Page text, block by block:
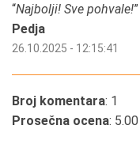
“Najbolji! Sve pohvale!”
Pedja
26.10.2025 - 12:15:41
Broj komentara: 1
Prosečna ocena: 5.00